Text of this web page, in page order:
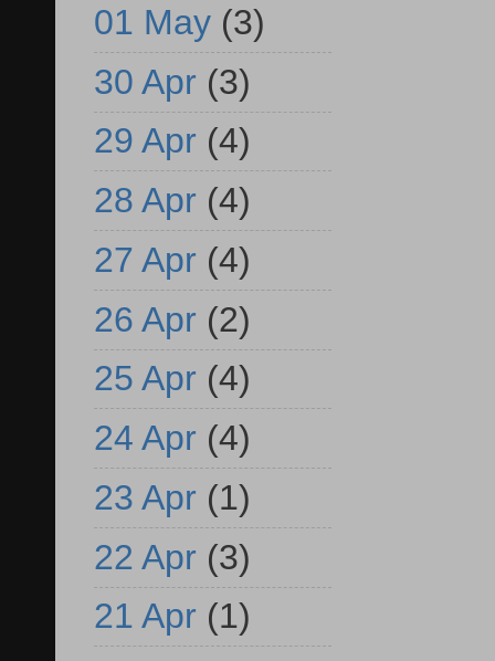
01 May (3)
30 Apr (3)
29 Apr (4)
28 Apr (4)
27 Apr (4)
26 Apr (2)
25 Apr (4)
24 Apr (4)
23 Apr (1)
22 Apr (3)
21 Apr (1)